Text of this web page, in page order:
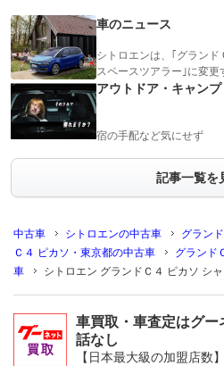
車のニュース
シトロエンは、｢グラン
スペースツアラー｣に変
アウトドア・キャン
宿の手配など気にせず
記事一覧を
中古車 シトロエンの中古車 グラン
Ｃ４ ピカソ・東京都の中古車
グランド
車
シトロエン グランドＣ４ ピカソ シ
車買取・車査定はグ
話なし
【日本最大級の加盟店数